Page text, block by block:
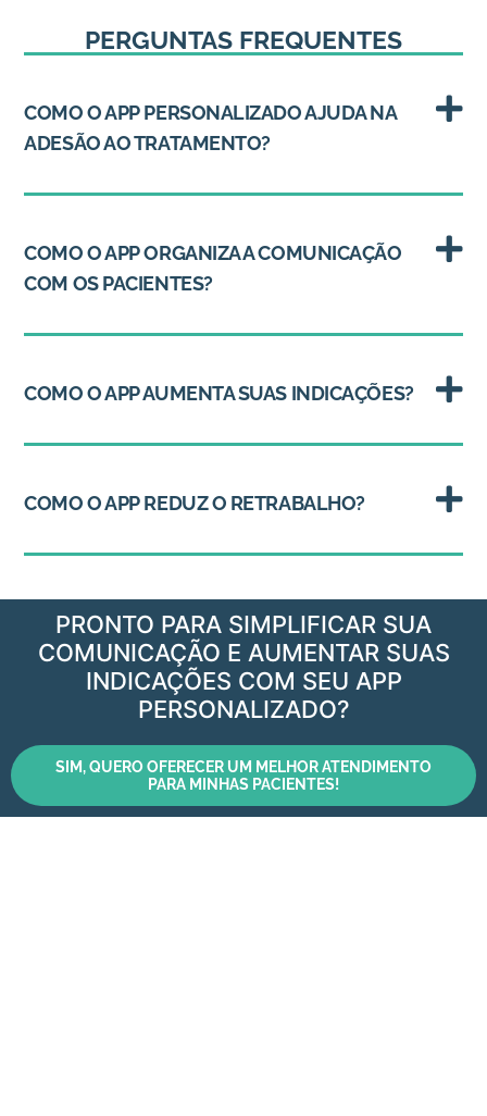
PERGUNTAS FREQUENTES
COMO O APP PERSONALIZADO AJUDA NA
ADESÃO AO TRATAMENTO?
COMO O APP ORGANIZA A COMUNICAÇÃO
COM OS PACIENTES?
COMO O APP AUMENTA SUAS INDICAÇÕES?
COMO O APP REDUZ O RETRABALHO?
PRONTO PARA SIMPLIFICAR SUA
COMUNICAÇÃO E AUMENTAR SUAS
INDICAÇÕES COM SEU APP
PERSONALIZADO?
SIM, QUERO OFERECER UM MELHOR ATENDIMENTO
PARA MINHAS PACIENTES!